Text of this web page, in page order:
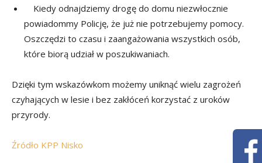
Kiedy odnajdziemy drogę do domu niezwłocznie
powiadommy Policję, że już nie potrzebujemy pomocy.
Oszczędzi to czasu i zaangażowania wszystkich osób,
które biorą udział w poszukiwaniach.
Dzięki tym wskazówkom możemy uniknąć wielu zagrożeń
czyhających w lesie i bez zakłóceń korzystać z uroków
przyrody.
Źródło KPP Nisko